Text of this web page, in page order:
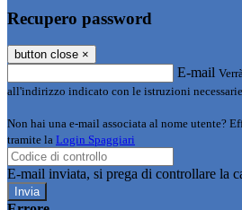
Recupero password
button close ×
E-mail
all'indirizzo indicato con le istruzioni
Non hai una e-mail associata al nome utente?
tramite la Login Spaggiari
E-mail inviata, si prega di controllare la